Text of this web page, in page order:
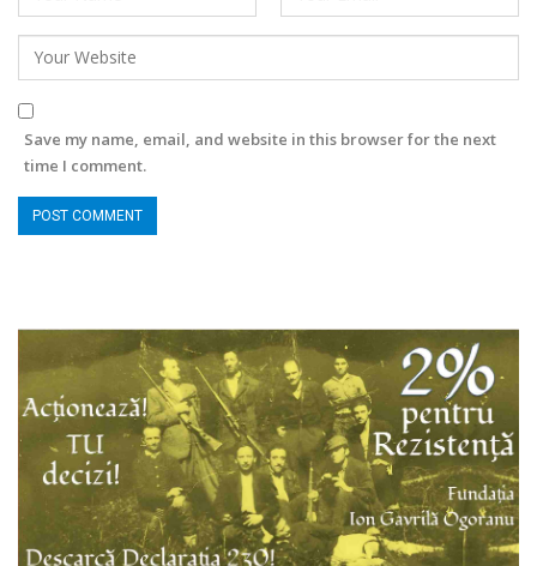
Save my name, email, and website in this browser for the next
time I comment.